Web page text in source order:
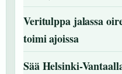
Veritulppa jalassa
toimi ajoissa
Sää Helsinki-